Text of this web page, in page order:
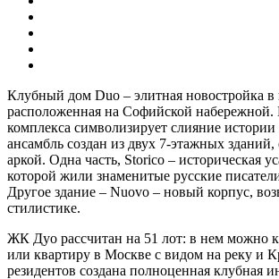
Клубный дом Duo – элитная новостройка
расположенная на Софийской набережной.
комплекса символизирует слияние
ансамбль создан из двух 7-этажных
аркой. Одна часть, Storico – историческая
которой жили знаменитые русские
Другое здание – Nuovo – новый корпус,
стилистике.
ЖК Дуо рассчитан на 51 лот: в нем можно
или квартиру в Москве с видом на реку и
резидентов создана полноценная клубная